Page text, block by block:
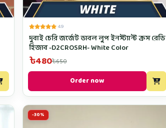
4.9
দুবাই চেরি জর্জেট ডাবল লুপ ইনস্ট্যান্ট ক্রস রেডি
হিজাব -D2CROSRH- White Color
৳480৳650
Order now
-30%